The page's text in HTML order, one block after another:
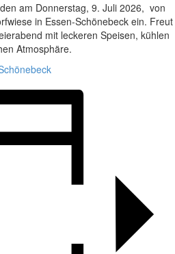
am Donnerstag, 9. Juli 2026, von
in Essen-Schönebeck ein. Freut
mit leckeren Speisen, kühlen
Atmosphäre.